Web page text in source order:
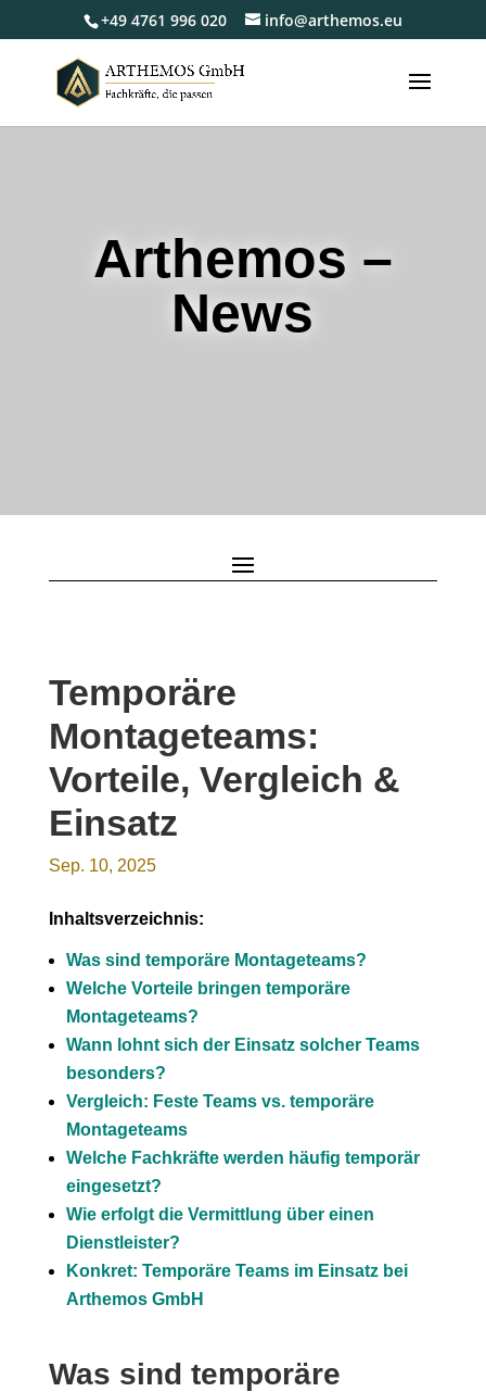
+49 4761 996 020 info@arthemos.eu
Arthemos –
News
Temporäre
Montageteams:
Vorteile, Vergleich &
Einsatz
Sep. 10, 2025
Inhaltsverzeichnis:
Was sind temporäre Montageteams?
Welche Vorteile bringen temporäre
Montageteams?
Wann lohnt sich der Einsatz solcher Teams
besonders?
Vergleich: Feste Teams vs. temporäre
Montageteams
Welche Fachkräfte werden häufig temporär
eingesetzt?
Wie erfolgt die Vermittlung über einen
Dienstleister?
Konkret: Temporäre Teams im Einsatz bei
Arthemos GmbH
Was sind temporäre